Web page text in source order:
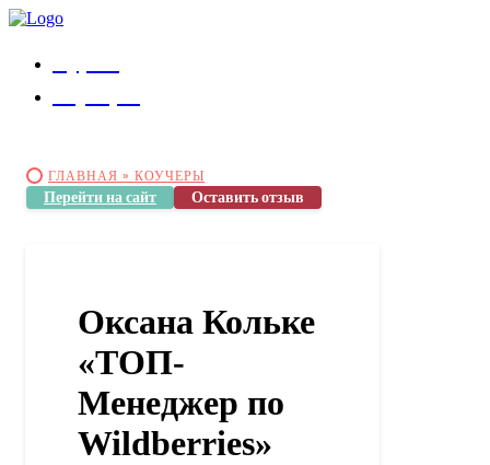
ГЛАВНАЯ » КОУЧЕРЫ
Перейти на сайт Оставить отзыв
Оксана Кольке
«ТОП-
Менеджер по
Wildberries»